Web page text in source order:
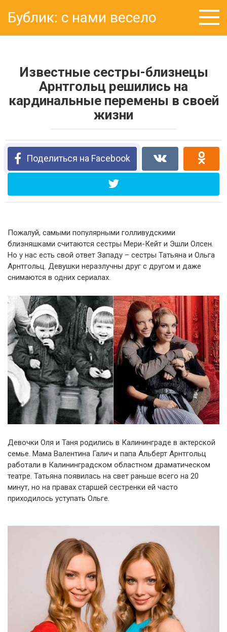
контенту
Бублик: с нами весело
Известные сестры-близнецы
Арнтгольц решились на
кардинальные перемены в своей
жизни
Поделиться на Facebook
Пожалуй, самыми популярными голливудскими
близняшками считаются сестры Мери-Кейт и Эшли Олсен.
Но у нас есть свой ответ Западу – сестры Татьяна и Ольга
Арнтгольц. Девушки неразлучны друг с другом и даже
снимаются в одних сериалах.
Девочки Оля и Таня родились в Калининграде в актерской
семье. Мама Валентина Галич и папа Альберт Арнтгольц
работали в Калининградском областном драматическом
театре. Татьяна появилась на свет раньше всего на 20
минут, но на правах старшей сестренки ей часто
приходилось уступать Ольге.